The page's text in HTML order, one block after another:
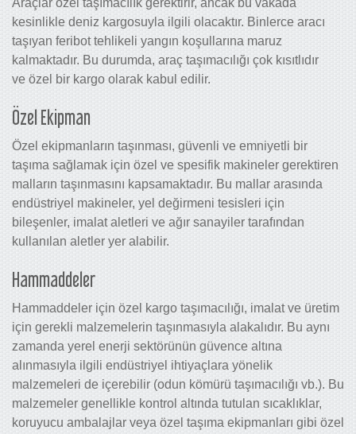
Araçlar özel taşımacılık gerektirir, ancak bu vakada
kesinlikle deniz kargosuyla ilgili olacaktır. Binlerce aracı
taşıyan feribot tehlikeli yangın koşullarına maruz
kalmaktadır. Bu durumda, araç taşımacılığı çok kısıtlıdır
ve özel bir kargo olarak kabul edilir.
Özel Ekipman
Özel ekipmanların taşınması, güvenli ve emniyetli bir
taşıma sağlamak için özel ve spesifik makineler gerektiren
malların taşınmasını kapsamaktadır. Bu mallar arasında
endüstriyel makineler, yel değirmeni tesisleri için
bileşenler, imalat aletleri ve ağır sanayiler tarafından
kullanılan aletler yer alabilir.
Hammaddeler
Hammaddeler için özel kargo taşımacılığı, imalat ve üretim
için gerekli malzemelerin taşınmasıyla alakalıdır. Bu aynı
zamanda yerel enerji sektörünün güvence altına
alınmasıyla ilgili endüstriyel ihtiyaçlara yönelik
malzemeleri de içerebilir (odun kömürü taşımacılığı vb.). Bu
malzemeler genellikle kontrol altında tutulan sıcaklıklar,
koruyucu ambalajlar veya özel taşıma ekipmanları gibi özel